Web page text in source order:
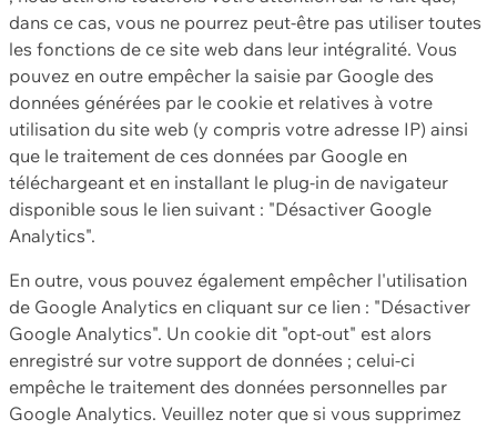
dans ce cas, vous ne pourrez peut-être pas utiliser toutes
les fonctions de ce site web dans leur intégralité. Vous
pouvez en outre empêcher la saisie par Google des
données générées par le cookie et relatives à votre
utilisation du site web (y compris votre adresse IP) ainsi
que le traitement de ces données par Google en
téléchargeant et en installant le plug-in de navigateur
disponible sous le lien suivant : "Désactiver Google
Analytics".
En outre, vous pouvez également empêcher l'utilisation
de Google Analytics en cliquant sur ce lien : "Désactiver
Google Analytics". Un cookie dit "opt-out" est alors
enregistré sur votre support de données ; celui-ci
empêche le traitement des données personnelles par
Google Analytics. Veuillez noter que si vous supprimez